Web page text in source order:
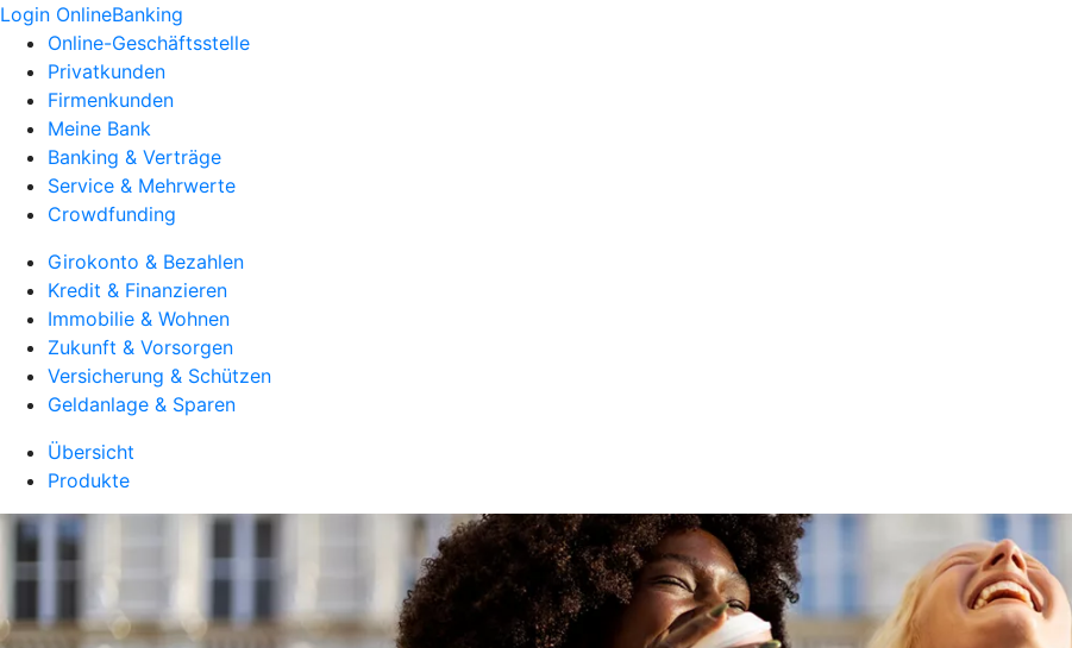
Login OnlineBanking
Online-Geschäftsstelle
Privatkunden
Firmenkunden
Meine Bank
Banking & Verträge
Service & Mehrwerte
Crowdfunding
Girokonto & Bezahlen
Kredit & Finanzieren
Immobilie & Wohnen
Zukunft & Vorsorgen
Versicherung & Schützen
Geldanlage & Sparen
Übersicht
Produkte